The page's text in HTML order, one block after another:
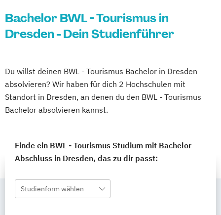
Bachelor BWL - Tourismus in
Dresden - Dein Studienführer
Du willst deinen BWL - Tourismus Bachelor in Dresden
absolvieren? Wir haben für dich 2 Hochschulen mit
Standort in Dresden, an denen du den BWL - Tourismus
Bachelor absolvieren kannst.
Finde ein BWL - Tourismus Studium mit Bachelor
Abschluss in Dresden, das zu dir passt:
Studienform wählen